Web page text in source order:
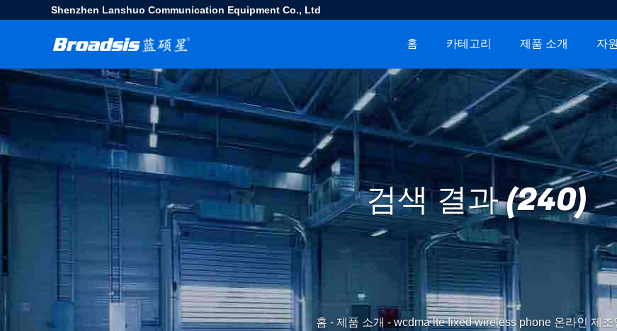
Shenzhen Lanshuo Communication Equipment Co., Ltd
홈 카테고리 제품 소개 자원
검색 결과 (240)
홈 - 제품 소개 -wcdma lte fixed wireless phone 온라인 제조